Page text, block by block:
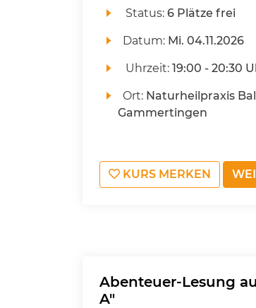
Status: 6 Plätze frei
Datum: Mi. 04.11.2026
Uhrzeit: 19:00 - 20:30
Ort: Naturheilpraxis
Gammertingen
KURS MERKEN
Abenteuer-Lesung
A"